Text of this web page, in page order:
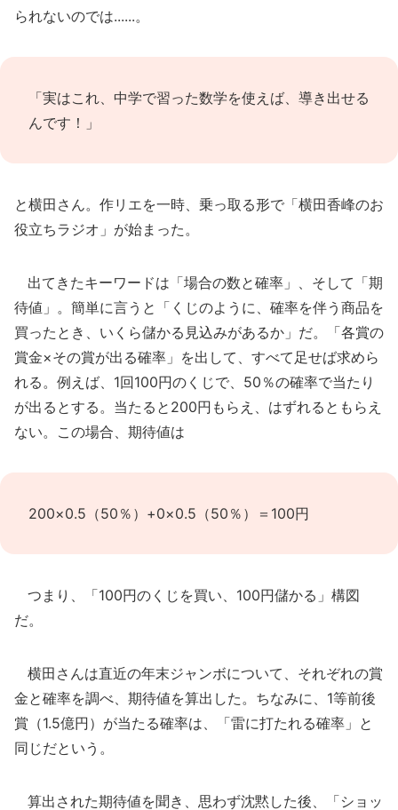
られないのでは......。
「実はこれ、中学で習った数学を使えば、導き出せる
んです！」
と横田さん。作リエを一時、乗っ取る形で「横田香峰のお
役立ちラジオ」が始まった。
出てきたキーワードは「場合の数と確率」、そして「期
待値」。簡単に言うと「くじのように、確率を伴う商品を
買ったとき、いくら儲かる見込みがあるか」だ。「各賞の
賞金×その賞が出る確率」を出して、すべて足せば求めら
れる。例えば、1回100円のくじで、50％の確率で当たり
が出るとする。当たると200円もらえ、はずれるともらえ
ない。この場合、期待値は
200×0.5（50％）+0×0.5（50％）＝100円
つまり、「100円のくじを買い、100円儲かる」構図
だ。
横田さんは直近の年末ジャンボについて、それぞれの賞
金と確率を調べ、期待値を算出した。ちなみに、1等前後
賞（1.5億円）が当たる確率は、「雷に打たれる確率」と
同じだという。
算出された期待値を聞き、思わず沈黙した後、「ショッ